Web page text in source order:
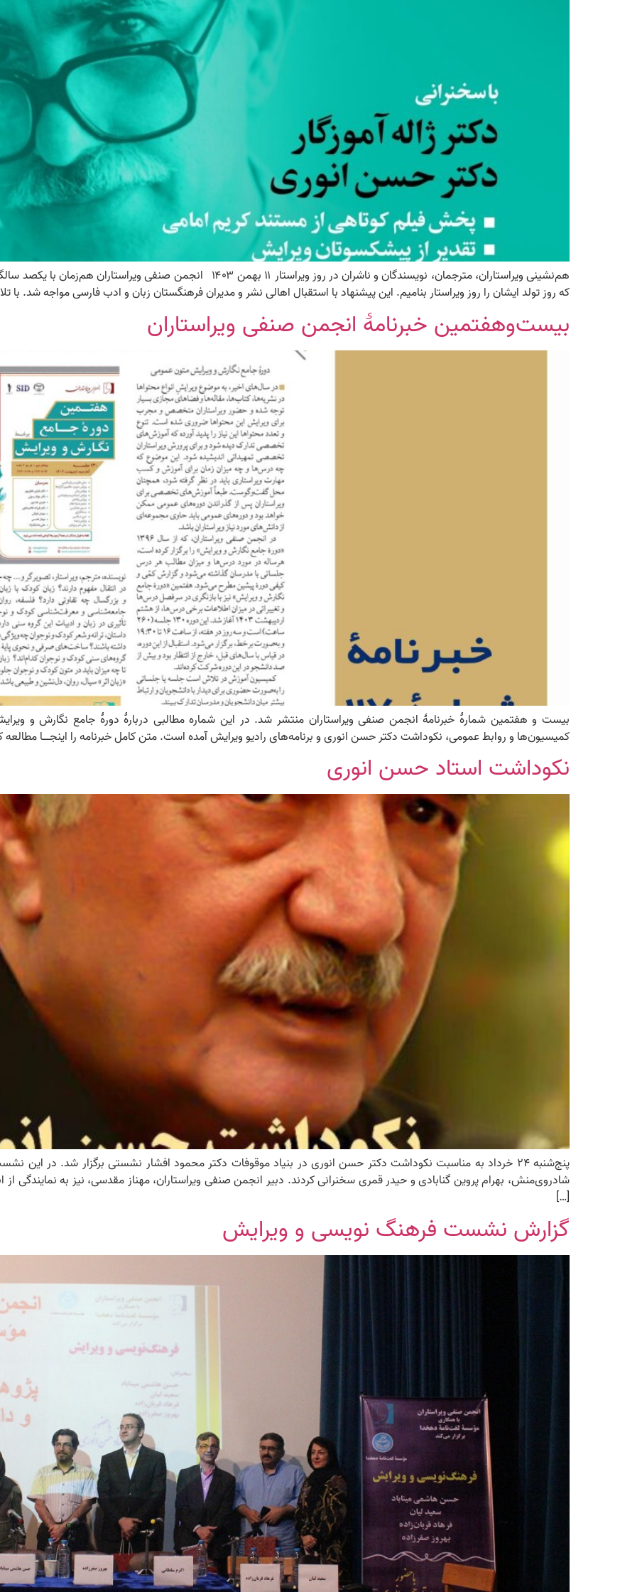
که روز تولد ایشان را روز ویراستار بنامیم. این پیشنهاد با استقبال اهالی نشر و مدیران فرهنگستان زبان و ادب فارسی مواجه شد.
بیست‌وهفتمین خبرنامۀ انجمن صنفی ویراستاران
بیست و هفتمین شمارهٔ خبرنامهٔ انجمن صنفی ویراستاران منتشر شد. در این شماره مطالبی دربارۀ دورۀ جامع نگارش و
کمیسیون‌ها و روابط عمومی، نکوداشت دکتر حسن انوری و برنامه‌های رادیو ویرایش آمده است. متن کامل خبرنامه را اینجـــــا مطالعه
نکوداشت استاد حسن انوری
پنج‌شنبه ۲۴ خرداد به مناسبت نکوداشت دکتر حسن انوری در بنیاد موقوفات دکتر محمود افشار نشستی برگزار شد.
شادروی‌منش، بهرام پروین گنابادی و حیدر قمری سخنرانی کردند. دبیر انجمن صنفی ویراستاران، مهناز مقدسی، نیز به نمایندگی
[…]
گزارش نشست فرهنگ نویسی و ویرایش